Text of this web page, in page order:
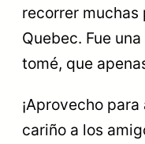
recorrer
Quebec. Fue
tomé, que
¡Aprovecho
cariño a los